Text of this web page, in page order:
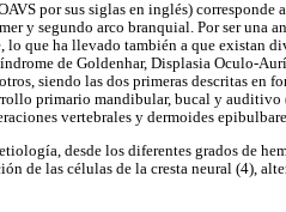
por sus siglas en inglés) corresponde
y segundo arco branquial. Por ser una
lo que ha llevado también a que existan
de Goldenhar, Displasia Oculo-
siendo las dos primeras descritas en
primario mandibular, bucal y
vertebrales y dermoides
desde los diferentes grados de
de las células de la cresta neural (4),